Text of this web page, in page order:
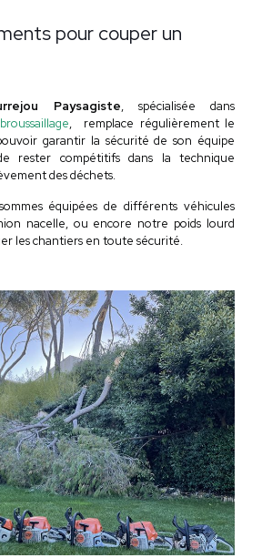
pour couper un
Paysagiste, spécialisée dans
, remplace régulièrement le
garantir la sécurité de son équipe
rester compétitifsdans la technique
des déchets.
équipées de différents véhicules
nacelle, ou encore notre poids lourd
les chantiers en toute sécurité.